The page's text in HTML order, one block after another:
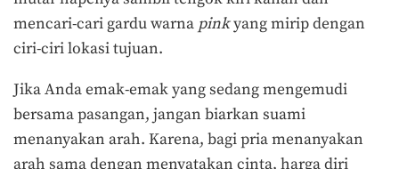
mencari-cari gardu warna pinkyang mirip dengan
ciri-ciri lokasi tujuan.
Jika Anda emak-emak yang sedang mengemudi
bersama pasangan, jangan biarkan suami
menanyakan arah. Karena, bagi pria menanyakan
arah sama dengan menyatakan cinta, harga diri